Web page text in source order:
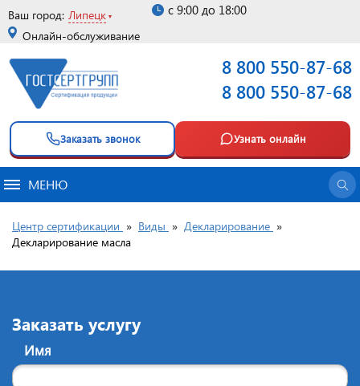
Ваш город: Липецк
Онлайн-обслуживание
с 9:00 до 18:00
8 800 550-87-68
8 800 550-87-68
Заказать звонок Узнать онлайн
МЕНЮ
Центр сертификации » Виды » Декларирование »
Декларирование масла
Заказать услугу
Имя